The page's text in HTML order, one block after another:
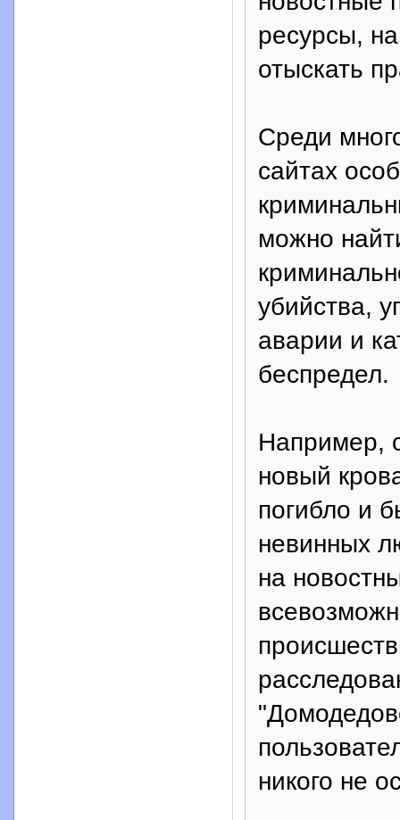
ресурсы,
отыскать
Среди
сайтах
можно
убийства,
аварии и
беспредел.
Например,
новый
погибло и
невинных
на
никого не